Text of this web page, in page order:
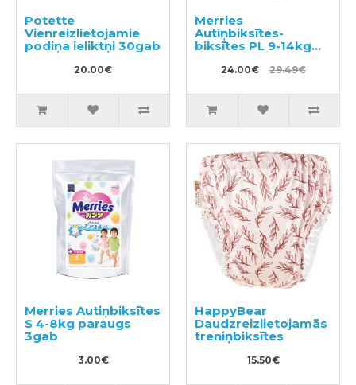
Potette
Vienreizlietojamie
podiņa ieliktņi 30gab
20.00€
Merries
Autiņbiksītes-
biksītes PL 9-14kg
24.00€ 29.49€
Merries Autiņbiksītes
S 4-8kg paraugs
3gab
3.00€
HappyBear
Daudzreizlietojamās
treniņbiksītes
15.50€